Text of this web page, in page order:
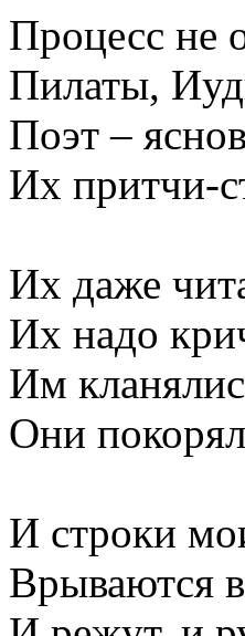
Процесс не
Пилаты,
Поэт –
Их притчи-
Их даже
Их надо
Им
Они
И строки
Врываются